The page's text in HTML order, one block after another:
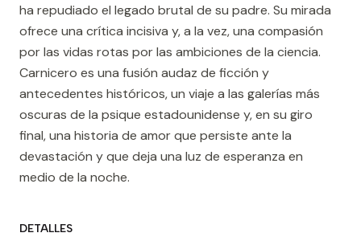
ha repudiado el legado brutal de su padre. Su mirada
ofrece una crítica incisiva y, a la vez, una compasión
por las vidas rotas por las ambiciones de la ciencia.
Carnicero es una fusión audaz de ficción y
antecedentes históricos, un viaje a las galerías más
oscuras de la psique estadounidense y, en su giro
final, una historia de amor que persiste ante la
devastación y que deja una luz de esperanza en
medio de la noche.
DETALLES